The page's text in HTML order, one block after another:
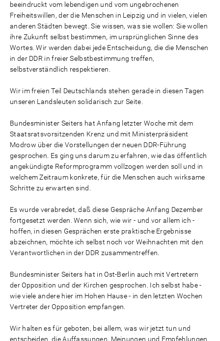
beeindruckt vom lebendigen und vom ungebrochenen
Freiheitswillen, der die Menschen in Leipzig und in vielen, vielen
anderen Städten bewegt. Sie wissen, was sie wollen: Sie wollen
ihre Zukunft selbst bestimmen, im ursprünglichen Sinne des
Wortes. Wir werden dabei jede Entscheidung, die die Menschen
in der DDR in freier Selbstbestimmung treffen,
selbstverständlich respektieren.
Wir im freien Teil Deutschlands stehen gerade in diesen Tagen
unseren Landsleuten solidarisch zur Seite.
Bundesminister Seiters hat Anfang letzter Woche mit dem
Staatsratsvorsitzenden Krenz und mit Ministerpräsident
Modrow über die Vorstellungen der neuen DDR-Führung
gesprochen. Es ging uns darum zu erfahren, wie das öffentlich
angekündigte Reformprogramm vollzogen werden soll und in
welchem Zeitraum konkrete, für die Menschen auch wirksame
Schritte zu erwarten sind.
Es wurde verabredet, daß diese Gespräche Anfang Dezember
fortgesetzt werden. Wenn sich, wie wir - und vor allem ich -
hoffen, in diesen Gesprächen erste praktische Ergebnisse
abzeichnen, möchte ich selbst noch vor Weihnachten mit den
Verantwortlichen in der DDR zusammentreffen.
Bundesminister Seiters hat in Ost-Berlin auch mit Vertretern
der Opposition und der Kirchen gesprochen. Ich selbst habe -
wie viele andere hier im Hohen Hause - in den letzten Wochen
Vertreter der Opposition empfangen.
Wir halten es für geboten, bei allem, was wir jetzt tun und
entscheiden, die Auffassungen, Meinungen und Empfehlungen